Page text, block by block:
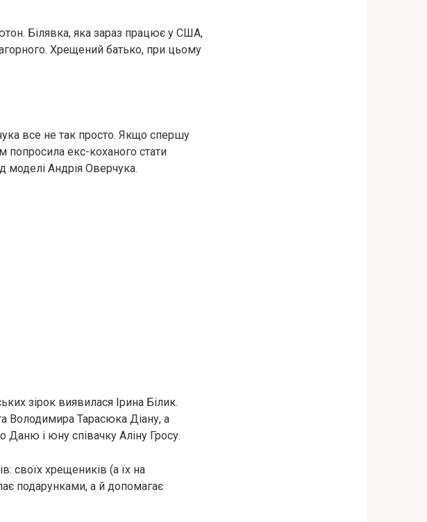
Білявка, яка зараз працює у США,
Хрещений батько, при цьому
все не так просто. Якщо спершу
попросила екс-коханого стати
моделі Андрія Оверчука.
зірок виявилася Ірина Білик.
Володимира Тарасюка Діану, а
і юну співачку Аліну Гросу.
своїх хрещеників (а їх на
подарунками, а й допомагає